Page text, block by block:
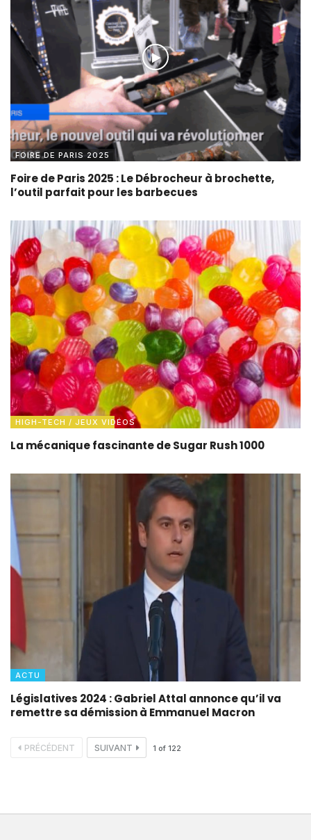
FOIRE DE PARIS 2025
Foire de Paris 2025 : Le Débrocheur à brochette,
l’outil parfait pour les barbecues
HIGH-TECH / JEUX VIDÉOS
La mécanique fascinante de Sugar Rush 1000
ACTU
Législatives 2024 : Gabriel Attal annonce qu’il va
remettre sa démission à Emmanuel Macron
PRÉCÉDENT SUIVANT 1 of 122